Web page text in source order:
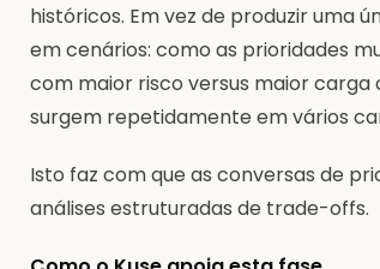
históricos. Em vez de produzir uma
em cenários: como as prioridades
com maior risco versus maior carga
surgem repetidamente em vários
Isto faz com que as conversas de
análises estruturadas de trade-offs.